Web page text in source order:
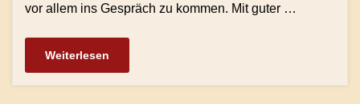
vor allem ins Gespräch zu kommen. Mit guter …
Weiterlesen